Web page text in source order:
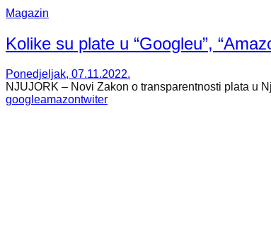
Magazin
Kolike su plate u “Googleu”,
Ponedjeljak, 07.11.2022.
NJUJORK – Novi Zakon o transparentnosti plata u
googleamazontwiter